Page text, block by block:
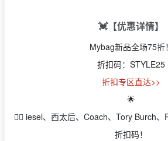
💓【优惠详情】
Mybag新品全场75折！
折扣码：STYLE25
折扣专区直达>>
🌟
👉🏻 iesel、西太后、Coach、Tory Burch
折扣码！